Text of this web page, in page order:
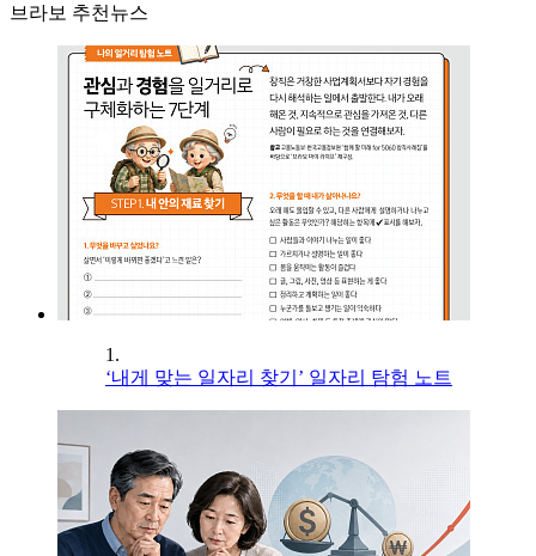
브라보 추천뉴스
1.
‘내게 맞는 일자리 찾기’ 일자리 탐험 노트